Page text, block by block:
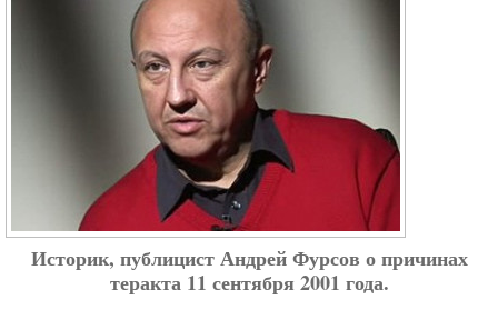
Историк, публицист Андрей Фурсов о причинах
теракта 11 сентября 2001 года.